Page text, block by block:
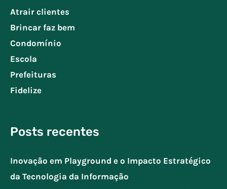
Atrair clientes
Brincar faz bem
Condomínio
Escola
Prefeituras
Fidelize
Posts recentes
Inovação em Playground e o Impacto Estratégico
da Tecnologia da Informação